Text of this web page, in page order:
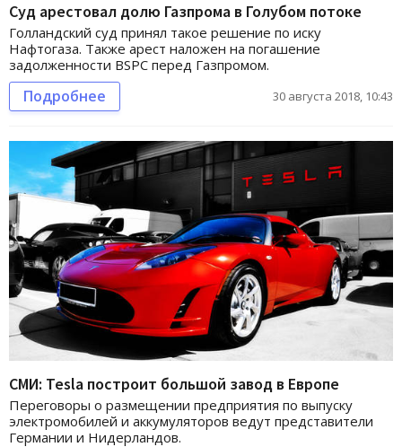
Суд арестовал долю Газпрома в Голубом потоке
Голландский суд принял такое решение по иску
Нафтогаза. Также арест наложен на погашение
задолженности BSPC перед Газпромом.
Подробнее 30 августа 2018, 10:43
СМИ: Tesla построит большой завод в Европе
Переговоры о размещении предприятия по выпуску
электромобилей и аккумуляторов ведут представители
Германии и Нидерландов.